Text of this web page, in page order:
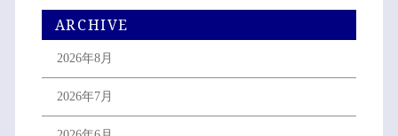
ARCHIVE
2026年8月
2026年7月